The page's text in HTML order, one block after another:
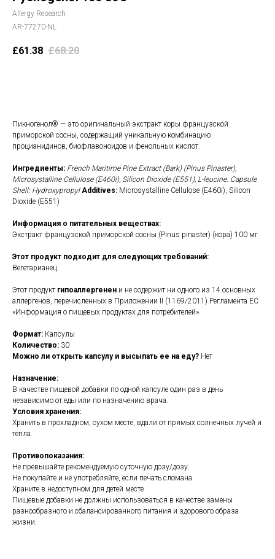
Allergy Research
AR-77270-NL
£61.38 £68.20
Пикногенол® — это оригинальный экстракт коры французской
приморской сосны, содержащий уникальную комбинацию
процианидинов, биофлавоноидов и фенольных кислот.
Ингредиенты: French Maritime Pine Extract (Bark) (Pinus Pinaster),
Microsystalline Cellulose (E460i), Silicon Dioxide (E551), L-leucine. Capsule
Shell: HydroxypropylAdditives: Microsystalline Cellulose (E460i), Silicon
Dioxide (E551)
Информация о питательных веществах:
Экстракт французской приморской сосны (Pinus pinaster) (кора) 100 мг
Этот продукт подходит для следующих требований:
Вегетарианец
Этот продукт гипоаллергенен и не содержит ни одного из 14 основных
аллергенов, перечисленных в Приложении II (1169/2011) Регламента ЕС
«Информация о пищевых продуктах для потребителей».
Формат: Капсулы
Количество: 30
Можно ли открыть капсулу и высыпать ее на еду? Нет
Назначение:
В качестве пищевой добавки по одной капсуле один раз в день
независимо от еды или по назначению врача.
Условия хранения:
Хранить в прохладном, сухом месте, вдали от прямых солнечных лучей и
тепла.
Противопоказания:
Не превышайте рекомендуемую суточную дозу/дозу.
Не покупайте и не употребляйте, если печать сломана.
Храните в недоступном для детей месте
Пищевые добавки не должны использоваться в качестве замены
разнообразного и сбалансированного питания и здорового образа
жизни.